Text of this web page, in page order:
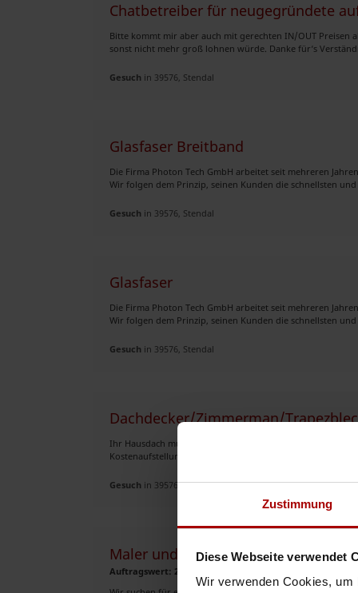
Zustimmung
Diese Webseite verwendet
Wir verwenden Cookies,
Chatbetreiber für neugegründete
Bitte kommt mir aber auch mit gerechten IN/OUT Preisen
sonst nicht mehr groß lohnen würde. Danke für‘s
Gesuch in 39576, Stendal
Glasfaser Breitband
Die Firma Photon Tech GmbH arbeitet seit mehreren
Wir folgen dem Prinzip, seinen Kunden die schnellsten
Gesuch in 39576, Stendal
Glasfaser
Die Firma Photon Tech GmbH arbeitet seit mehreren
Wir folgen dem Prinzip, seinen Kunden die schnellsten
Gesuch in 39576, Stendal
Dachdecker/Zimmerman/
Ihr Hausdach muss erneuert werden? Dann rufen oder
Kostenaufstellung. Achtung! Wir haben noch Termine frei
Gesuch in 39576, Stendal
Maler und Spachtelarbeiten
Auftragswert: 25.000,00 EUR